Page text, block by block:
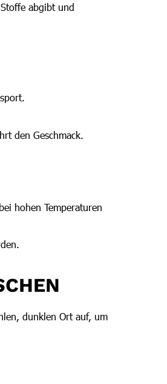
abgibt und
den Geschmack.
hohen Temperaturen
dunklen Ort auf, um